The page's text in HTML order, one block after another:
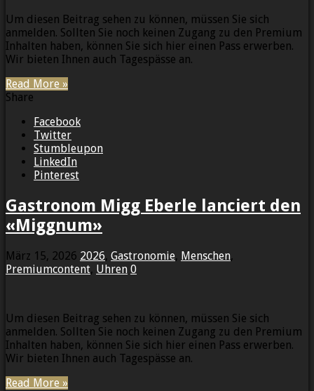
Um diesen Beitrag sehen zu können, müssen Sie sich
anmelden. Sollten Sie noch keinen Zugang zu den Premium
Inhalten haben, können Sie sich hier einen Pass erwerben.
Wir bieten Ihnen auch Tagespässe an.
Read More »
Share
Facebook
Twitter
Stumbleupon
LinkedIn
Pinterest
Gastronom Migg Eberle lanciert den
«Miggnum»
März 15, 2026 2026, Gastronomie, Menschen,
Premiumcontent, Uhren 0
Um diesen Beitrag sehen zu können, müssen Sie sich
anmelden. Sollten Sie noch keinen Zugang zu den Premium
Inhalten haben, können Sie sich hier einen Pass erwerben.
Wir bieten Ihnen auch Tagespässe an.
Read More »